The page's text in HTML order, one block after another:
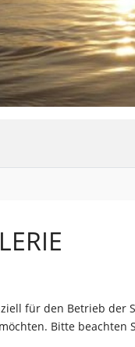
für den Betrieb
Bitte